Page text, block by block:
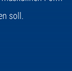
soll.